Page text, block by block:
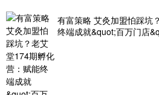
有富策略 艾灸加盟怕踩坑
终端成就&quot;百万门店